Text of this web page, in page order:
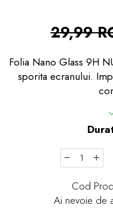
29,99
Folia Nano Glass 9H
sporita ecranului.
Cod
Ai nevoie de